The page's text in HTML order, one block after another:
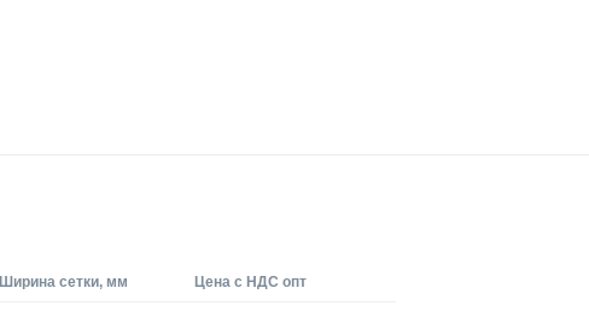
Ширина сетки, мм Цена с НДС опт